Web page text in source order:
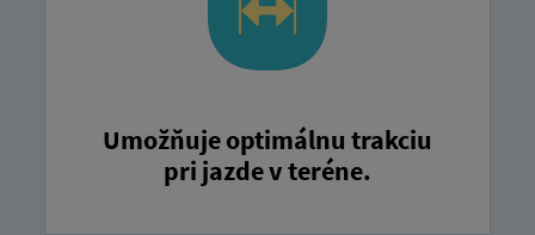
Umožňuje optimálnu trakciu
pri jazde v teréne.